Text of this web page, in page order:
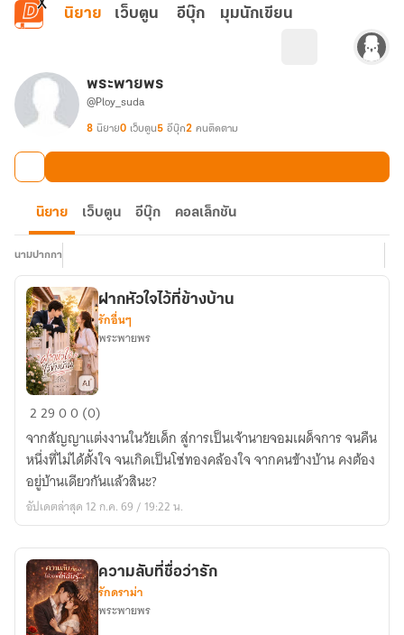
ข้ามไปยังเนื้อหาหลัก
นิยาย เว็บตูน อีบุ๊ก มุมนักเขียน
พระพายพร
@Ploy_suda
8 นิยาย0 เว็บตูน5 อีบุ๊ก2 คนติดตาม
นิยาย เว็บตูน อีบุ๊ก คอลเล็กชัน
นามปากกา
ฝาก
หัวใจ
ไว้
ที่
ข้าง
บ้าน
ฝากหัวใจไว้ที่ข้างบ้าน
รักอื่นๆ
พระพายพร
22900 (0)
จากสัญญาแต่งงานในวัยเด็ก สู่การเป็นเจ้านายจอมเผด็จการ จนคืน
หนึ่งที่ไม่ได้ตั้งใจ จนเกิดเป็นโซ่ทองคล้องใจ จากคนข้างบ้าน คงต้อง
อยู่บ้านเดียวกันแล้วสินะ?
อัปเดตล่าสุด 12 ก.ค. 69 / 19:22 น.
ความลับที่ชื่อว่ารัก
รักดราม่า
พระพายพร